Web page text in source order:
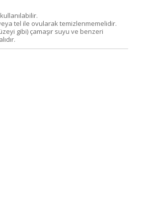
tel ile ovularak temizlenmemelidir.
gibi) çamaşır suyu ve benzeri